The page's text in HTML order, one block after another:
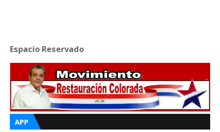
Espacio Reservado
APP